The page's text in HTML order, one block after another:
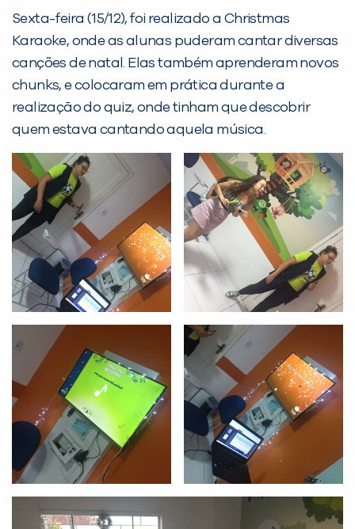
Sexta-feira (15/12), foi realizado a Christmas
Karaoke, onde as alunas puderam cantar diversas
canções de natal. Elas também aprenderam novos
chunks, e colocaram em prática durante a
realização do quiz, onde tinham que descobrir
quem estava cantando aquela música.
PEÇA UMA DEMONSTRAÇÃO DE MÉTODO
Desculpe!
inFlux nesta cidade ou bairro que
você digitou.
Preencha com seus dados abaixo e
já vamos te colocar em contato
com a: